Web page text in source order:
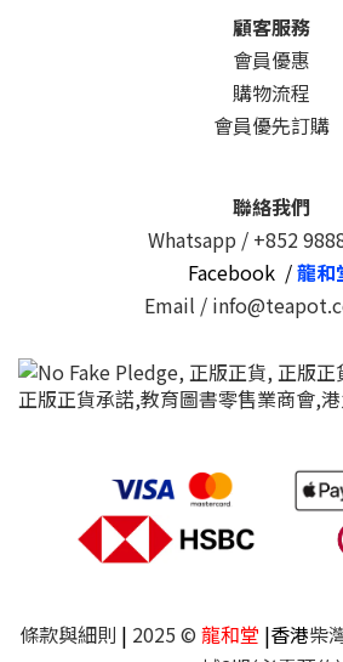
顧客服務
會員優惠
購物流程
會員優先訂購
聯絡我們
Whatsapp / +852
Facebook /龍和
Email /
條款與細則 | 2025 © 龍和堂 |香港柴